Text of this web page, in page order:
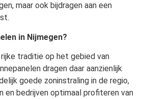
maar ook bijdragen aan een
in Nijmegen?
traditie op het gebied van
dragen daar aanzienlijk
goede zoninstraling in de regio,
en bedrijven optimaal profiteren van